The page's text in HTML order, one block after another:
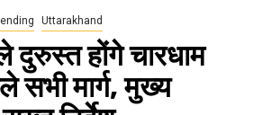
Uttarakhand
दुरुस्त होंगे चारधाम
सभी मार्ग, मुख्य